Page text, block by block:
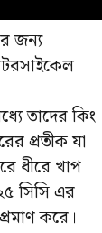
জন্য
তাদের কিং
প্রতীক যা
ধীরে খাপ
সিসি এর
করে।